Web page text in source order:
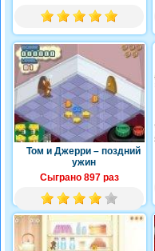
Том и Джерри – поздний
ужин
Сыграно 897 раз